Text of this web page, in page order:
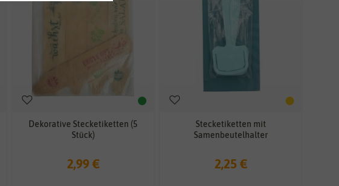
Dekorative Stecketiketten (5
Stück)
2,99 €
Stecketiketten mit
Samenbeutelhalter
2,25 €